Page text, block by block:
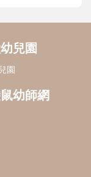
兒園
園
幼師網